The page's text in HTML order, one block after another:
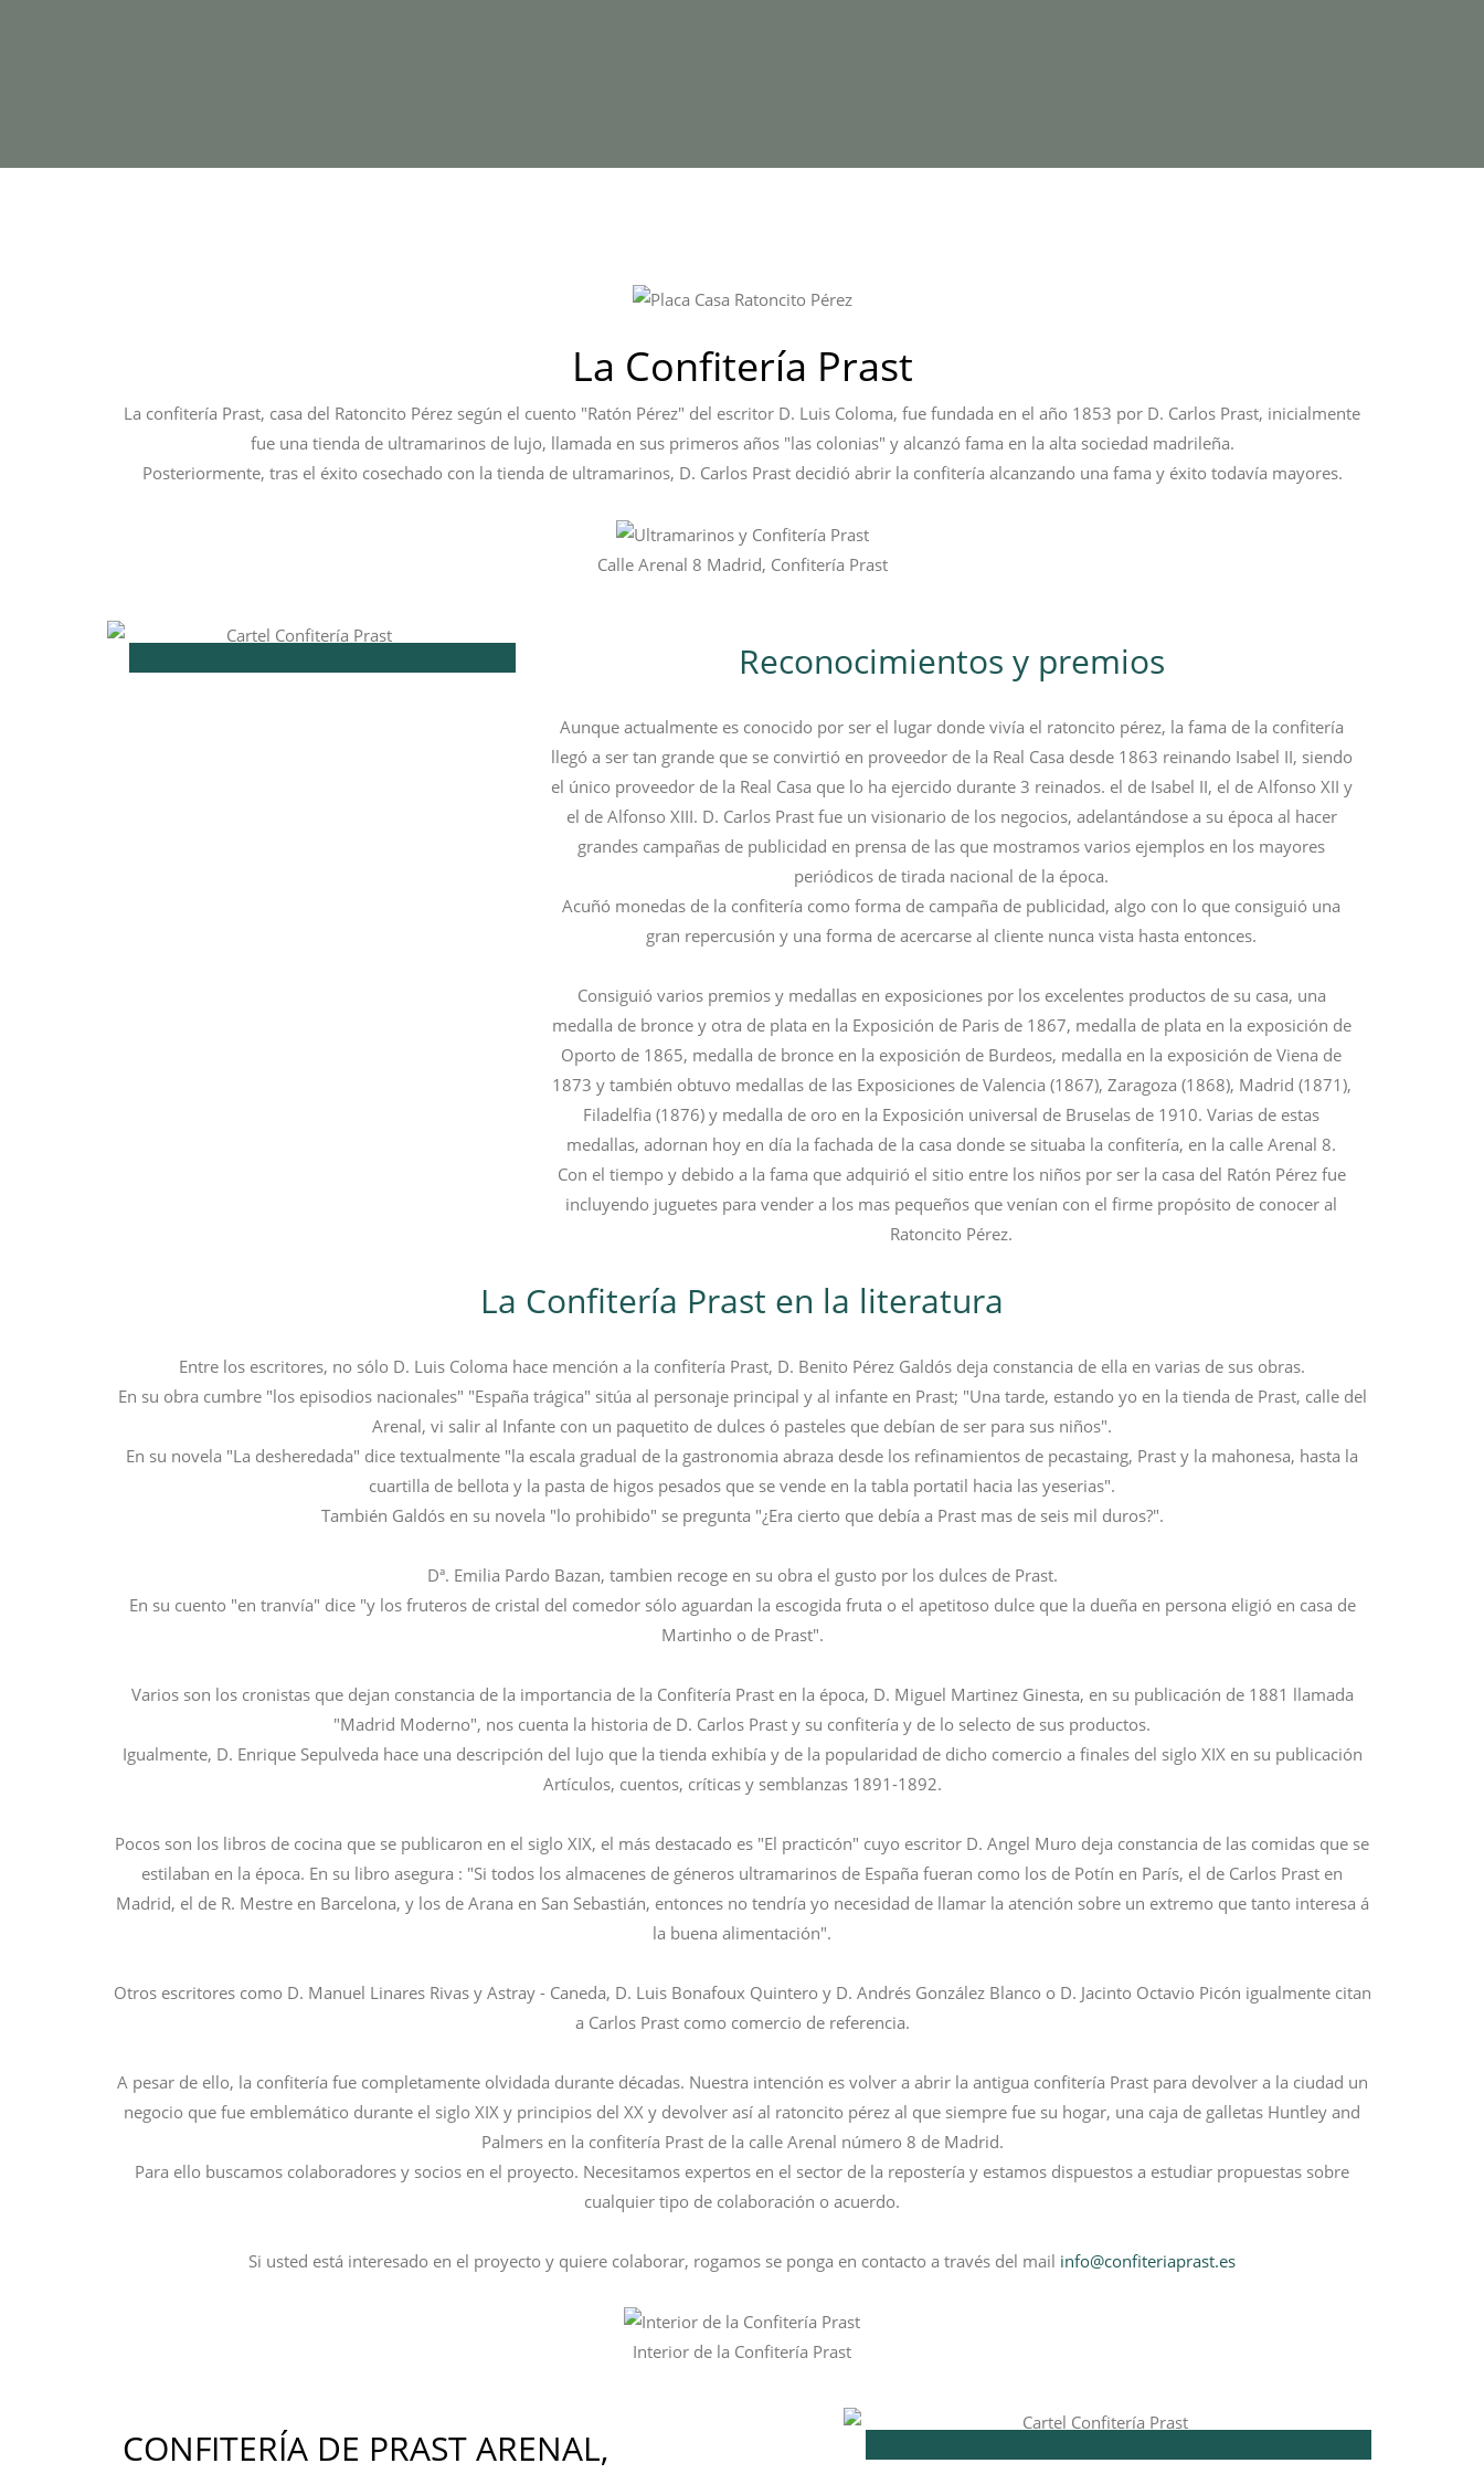
La Confitería Prast
La confitería Prast, casa del Ratoncito Pérez según el cuento "Ratón Pérez" del escritor D. Luis Coloma, fue fundada en el año 1853 por D. Carlos Prast, inicialmente
fue una tienda de ultramarinos de lujo, llamada en sus primeros años "las colonias" y alcanzó fama en la alta sociedad madrileña.
Posteriormente, tras el éxito cosechado con la tienda de ultramarinos, D. Carlos Prast decidió abrir la confitería alcanzando una fama y éxito todavía mayores.
Calle Arenal 8 Madrid, Confitería Prast
Reconocimientos y premios
Aunque actualmente es conocido por ser el lugar donde vivía el ratoncito pérez, la fama de la confitería
llegó a ser tan grande que se convirtió en proveedor de la Real Casa desde 1863 reinando Isabel II, siendo
el único proveedor de la Real Casa que lo ha ejercido durante 3 reinados. el de Isabel II, el de Alfonso XII y
el de Alfonso XIII. D. Carlos Prast fue un visionario de los negocios, adelantándose a su época al hacer
grandes campañas de publicidad en prensa de las que mostramos varios ejemplos en los mayores
periódicos de tirada nacional de la época.
Acuñó monedas de la confitería como forma de campaña de publicidad, algo con lo que consiguió una
gran repercusión y una forma de acercarse al cliente nunca vista hasta entonces.
Consiguió varios premios y medallas en exposiciones por los excelentes productos de su casa, una
medalla de bronce y otra de plata en la Exposición de Paris de 1867, medalla de plata en la exposición de
Oporto de 1865, medalla de bronce en la exposición de Burdeos, medalla en la exposición de Viena de
1873 y también obtuvo medallas de las Exposiciones de Valencia (1867), Zaragoza (1868), Madrid (1871),
Filadelfia (1876) y medalla de oro en la Exposición universal de Bruselas de 1910. Varias de estas
medallas, adornan hoy en día la fachada de la casa donde se situaba la confitería, en la calle Arenal 8.
Con el tiempo y debido a la fama que adquirió el sitio entre los niños por ser la casa del Ratón Pérez fue
incluyendo juguetes para vender a los mas pequeños que venían con el firme propósito de conocer al
Ratoncito Pérez.
La Confitería Prast en la literatura
Entre los escritores, no sólo D. Luis Coloma hace mención a la confitería Prast, D. Benito Pérez Galdós deja constancia de ella en varias de sus obras.
En su obra cumbre "los episodios nacionales" "España trágica" sitúa al personaje principal y al infante en Prast; "Una tarde, estando yo en la tienda de Prast, calle del
Arenal, vi salir al Infante con un paquetito de dulces ó pasteles que debían de ser para sus niños".
En su novela "La desheredada" dice textualmente "la escala gradual de la gastronomia abraza desde los refinamientos de pecastaing, Prast y la mahonesa, hasta la
cuartilla de bellota y la pasta de higos pesados que se vende en la tabla portatil hacia las yeserias".
También Galdós en su novela "lo prohibido" se pregunta "¿Era cierto que debía a Prast mas de seis mil duros?".
Dª. Emilia Pardo Bazan, tambien recoge en su obra el gusto por los dulces de Prast.
En su cuento "en tranvía" dice "y los fruteros de cristal del comedor sólo aguardan la escogida fruta o el apetitoso dulce que la dueña en persona eligió en casa de
Martinho o de Prast".
Varios son los cronistas que dejan constancia de la importancia de la Confitería Prast en la época, D. Miguel Martinez Ginesta, en su publicación de 1881 llamada
"Madrid Moderno", nos cuenta la historia de D. Carlos Prast y su confitería y de lo selecto de sus productos.
Igualmente, D. Enrique Sepulveda hace una descripción del lujo que la tienda exhibía y de la popularidad de dicho comercio a finales del siglo XIX en su publicación
Artículos, cuentos, críticas y semblanzas 1891-1892.
Pocos son los libros de cocina que se publicaron en el siglo XIX, el más destacado es "El practicón" cuyo escritor D. Angel Muro deja constancia de las comidas que se
estilaban en la época. En su libro asegura : "Si todos los almacenes de géneros ultramarinos de España fueran como los de Potín en París, el de Carlos Prast en
Madrid, el de R. Mestre en Barcelona, y los de Arana en San Sebastián, entonces no tendría yo necesidad de llamar la atención sobre un extremo que tanto interesa á
la buena alimentación".
Otros escritores como D. Manuel Linares Rivas y Astray - Caneda, D. Luis Bonafoux Quintero y D. Andrés González Blanco o D. Jacinto Octavio Picón igualmente citan
a Carlos Prast como comercio de referencia.
A pesar de ello, la confitería fue completamente olvidada durante décadas. Nuestra intención es volver a abrir la antigua confitería Prast para devolver a la ciudad un
negocio que fue emblemático durante el siglo XIX y principios del XX y devolver así al ratoncito pérez al que siempre fue su hogar, una caja de galletas Huntley and
Palmers en la confitería Prast de la calle Arenal número 8 de Madrid.
Para ello buscamos colaboradores y socios en el proyecto. Necesitamos expertos en el sector de la repostería y estamos dispuestos a estudiar propuestas sobre
cualquier tipo de colaboración o acuerdo.
Si usted está interesado en el proyecto y quiere colaborar, rogamos se ponga en contacto a través del mail info@confiteriaprast.es
Interior de la Confitería Prast
CONFITERÍA DE PRAST ARENAL,